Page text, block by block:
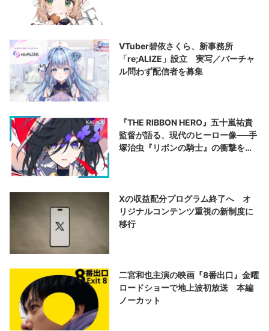
VTuber碧依さくら、新事務所
「re;ALIZE」設立 実写／バーチャ
ル問わず配信者を募集
『THE RIBBON HERO』五十嵐祐貴
監督が語る、現代のヒーロー像──手
塚治虫『リボンの騎士』の衝撃を再
Xの収益配分プログラム終了へ オ
リジナルコンテンツ重視の新制度に
移行
二宮和也主演の映画『8番出口』金曜
ロードショーで地上波初放送 本編
ノーカット